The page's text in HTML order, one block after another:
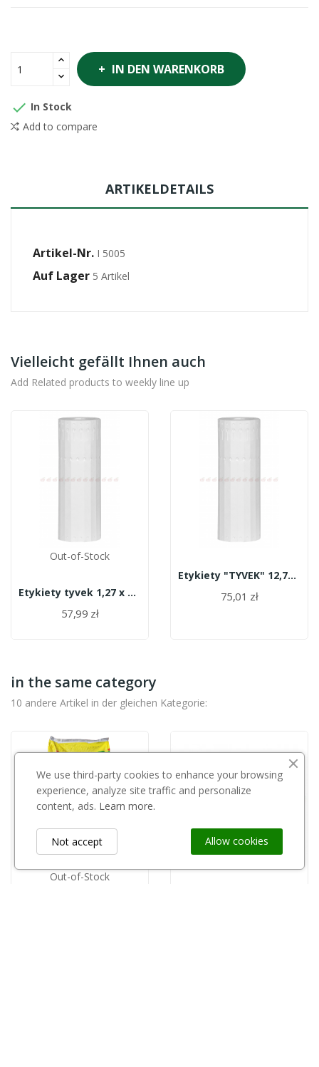
IN DEN WARENKORB
 In Stock
Add to compare
ARTIKELDETAILS
Artikel-Nr. I 5005
Auf Lager 5 Artikel
Vielleicht gefällt Ihnen auch
Add Related products to weekly line up
Out-of-Stock
Etykiety tyvek 1,27 x 16 (1000szt.) Białe
57,99 zł
Etykiety "TYVEK" 12,7x 22cm (1000 szt.) Białe
75,01 zł
in the same category
10 andere Artikel in der gleichen Kategorie:
Out-of-Stock
We use third-party cookies to enhance your browsing
experience, analyze site traffic and personalize
content, ads. Learn more.
Allow cookies
Not accept